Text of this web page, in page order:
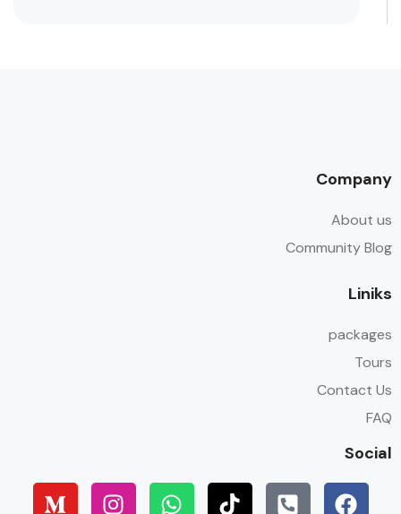
Company
About us
Community Blog
Liniks
packages
Tours
Contact Us
FAQ
Social